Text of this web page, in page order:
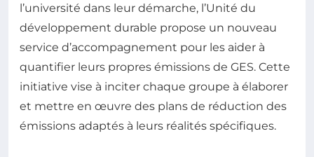
l’université dans leur démarche, l’Unité du
développement durable propose un nouveau
service d’accompagnement pour les aider à
quantifier leurs propres émissions de GES. Cette
initiative vise à inciter chaque groupe à élaborer
et mettre en œuvre des plans de réduction des
émissions adaptés à leurs réalités spécifiques.